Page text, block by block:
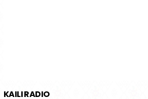
KAILI RADIO